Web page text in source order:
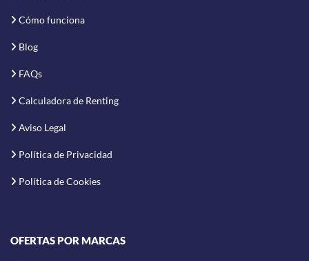
Cómo funciona
Blog
FAQs
Calculadora de Renting
Aviso Legal
Política de Privacidad
Política de Cookies
OFERTAS POR MARCAS